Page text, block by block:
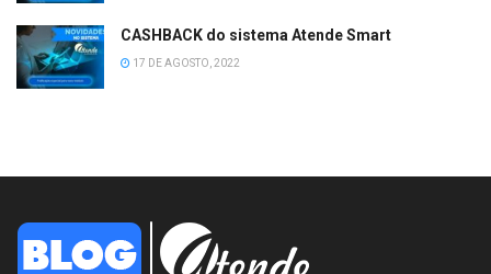
CASHBACK do sistema Atende Smart
17 DE AGOSTO, 2022